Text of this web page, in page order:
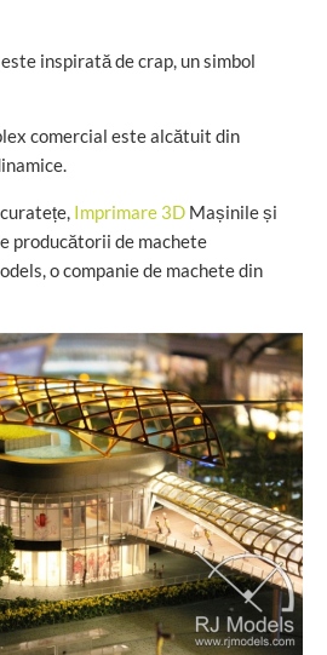
inspirată de crap, un simbol
comercial este alcătuit din
Imprimare 3D Mașinile și
producătorii de machete
o companie de machete din